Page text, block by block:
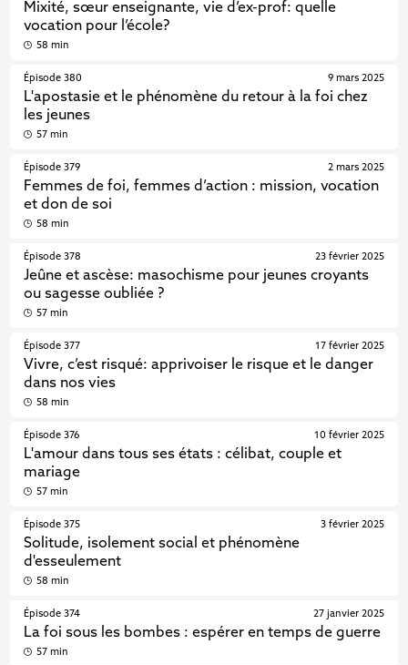
Mixité, sœur enseignante, vie d’ex-prof: quelle
vocation pour l’école?
58 min
Épisode 380
L'apostasie et le phénomène du retour à la foi chez
les jeunes
9 mars 2025
57 min
Épisode 379
Femmes de foi, femmes d’action : mission, vocation
et don de soi
2 mars 2025
58 min
Épisode 378
Jeûne et ascèse: masochisme pour jeunes croyants
ou sagesse oubliée ?
23 février 2025
57 min
Épisode 377
Vivre, c’est risqué: apprivoiser le risque et le danger
dans nos vies
17 février 2025
58 min
Épisode 376
L'amour dans tous ses états : célibat, couple et
mariage
10 février 2025
57 min
Épisode 375
Solitude, isolement social et phénomène
d'esseulement
3 février 2025
58 min
Épisode 374
La foi sous les bombes : espérer en temps de guerre
27 janvier 2025
57 min